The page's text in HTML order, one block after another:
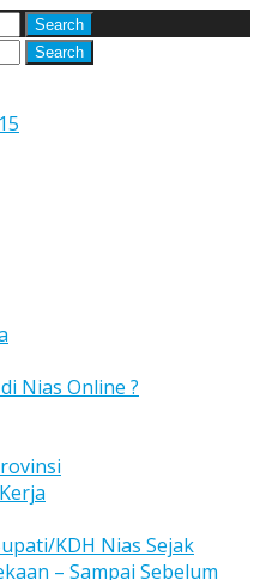
Nias Online ?
KDH Nias Sejak
– Sampai Sebelum